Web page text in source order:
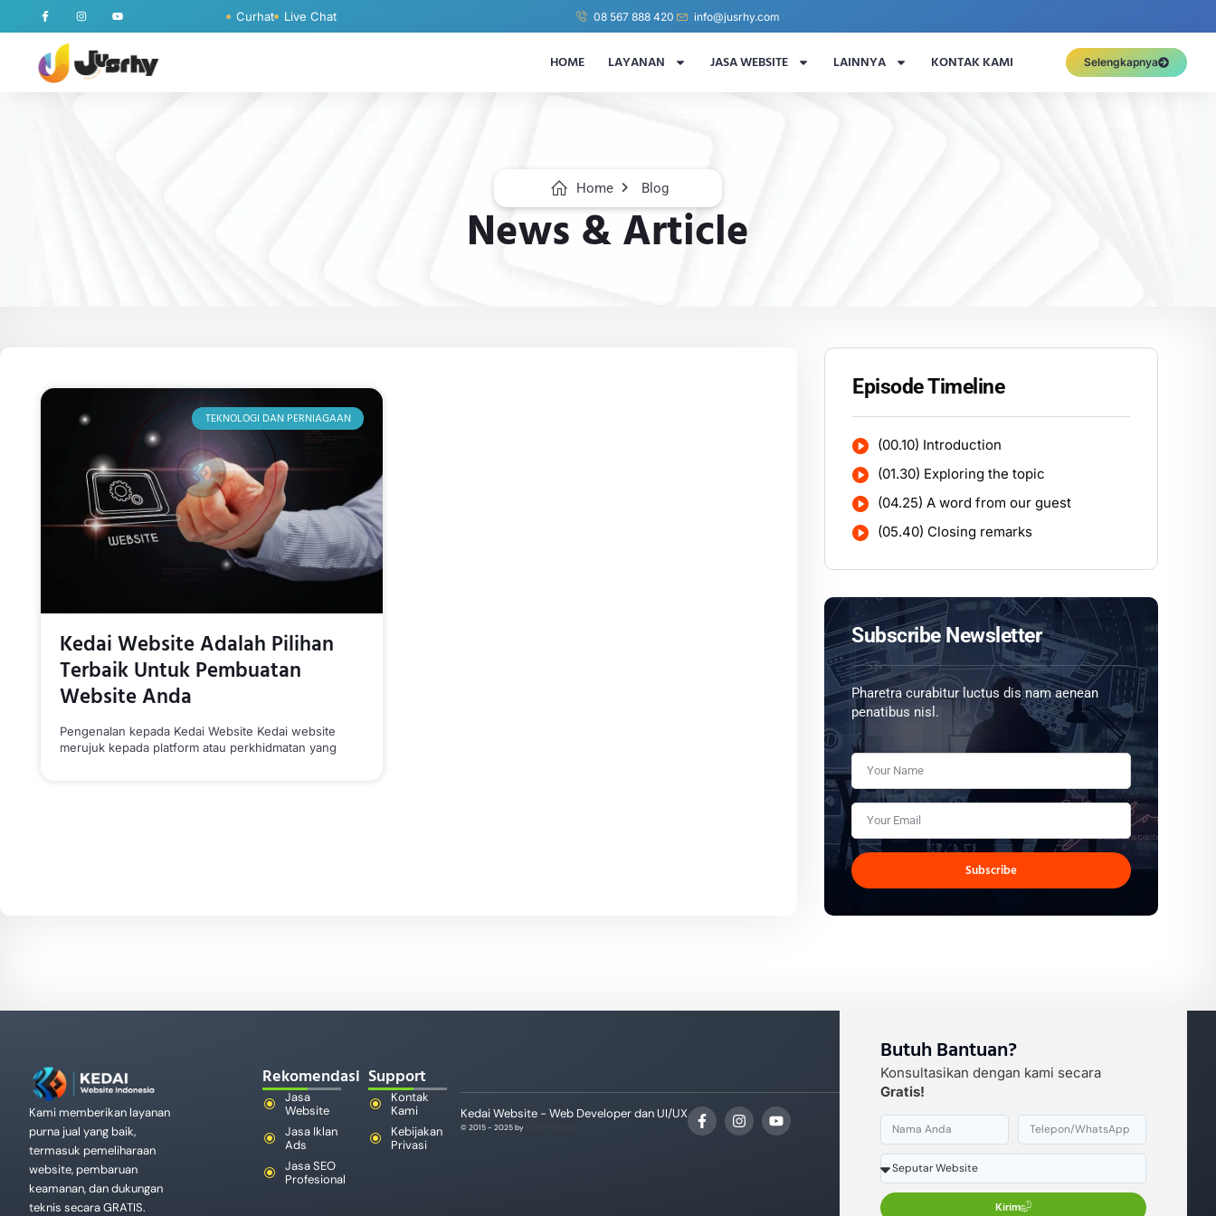
Curhat Live Chat 08 567 888 420 info@jusrhy.com
HOME LAYANAN JASA WEBSITE LAINNYA KONTAK KAMI Selengkapnya
Home Blog
News & Article
TEKNOLOGI DAN PERNIAGAAN
Kedai Website Adalah Pilihan
Terbaik Untuk Pembuatan
Website Anda
Pengenalan kepada Kedai Website Kedai website
merujuk kepada platform atau perkhidmatan yang
Episode Timeline
(00.10) Introduction
(01.30) Exploring the topic
(04.25) A word from our guest
(05.40) Closing remarks
Subscribe Newsletter
Pharetra curabitur luctus dis nam aenean
penatibus nisl.
Subscribe
Kami memberikan layanan
purna jual yang baik,
termasuk pemeliharaan
website, pembaruan
keamanan, dan dukungan
teknis secara GRATIS.
Rekomendasi
Jasa
Website
Jasa Iklan
Ads
Jasa SEO
Profesional
Support
Kontak
Kami
Kebijakan
Privasi
Kedai Website - Web Developer dan UI/UX
© 2015 - 2025 by
Butuh Bantuan?
Konsultasikan dengan kami secara
Gratis!
Kirim